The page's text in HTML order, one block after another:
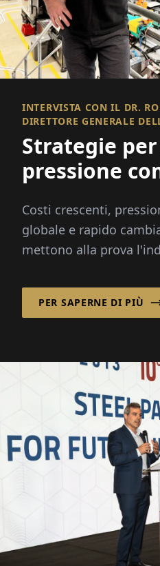
INTERVISTA CON IL DR.
DIRETTORE GENERALE
Strategie
pressione
Costi crescenti,
globale e rapido
mettono alla prova
PER SAPERNE DI PIÙ